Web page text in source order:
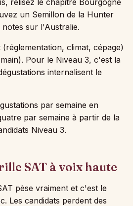
relisez le chapitre Bourgogne
un Semillon de la Hunter
sur l'Australie.
climat, cépage)
Pour le Niveau 3, c'est la
internalisent le
par semaine en
par semaine à partir de la
Niveau 3.
SAT à voix haute
pèse vraiment et c'est le
Les candidats perdent des